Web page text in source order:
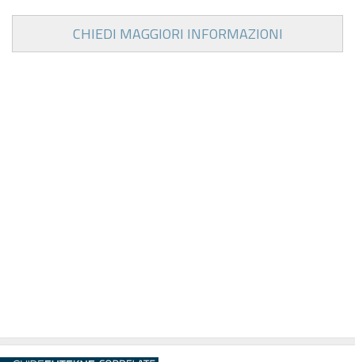
CHIEDI MAGGIORI INFORMAZIONI